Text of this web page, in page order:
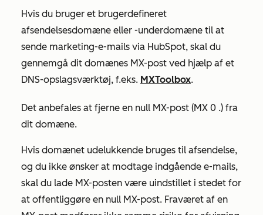
Hvis du bruger et brugerdefineret
afsendelsesdomæne eller -underdomæne til at
sende marketing-e-mails via HubSpot, skal du
gennemgå dit domænes MX-post ved hjælp af et
DNS-opslagsværktøj, f.eks. MXToolbox.
Det anbefales at fjerne en null MX-post (MX 0 .) fra
dit domæne.
Hvis domænet udelukkende bruges til afsendelse,
og du ikke ønsker at modtage indgående e-mails,
skal du lade MX-posten være uindstillet i stedet for
at offentliggøre en null MX-post. Fraværet af en